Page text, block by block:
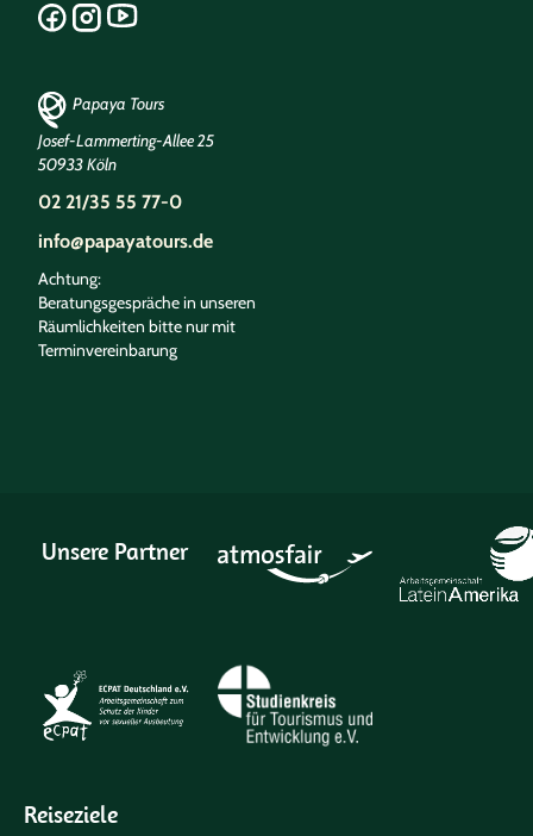
Papaya Tours
Josef-Lammerting-Allee 25
50933 Köln
02 21/35 55 77-0
info@papayatours.de
Achtung:
Beratungsgespräche in unseren
Räumlichkeiten bitte nur mit
Terminvereinbarung
Unsere Partner
Reiseziele